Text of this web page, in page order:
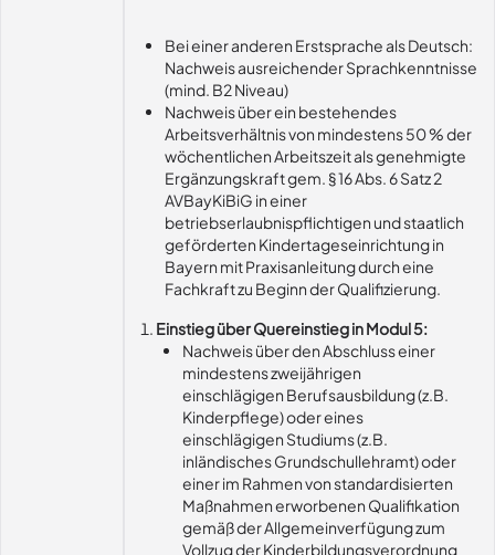
Bei einer anderen Erstsprache als Deutsch:
Nachweis ausreichender Sprachkenntnisse
(mind. B2 Niveau)
Nachweis über ein bestehendes
Arbeitsverhältnis von mindestens 50 % der
wöchentlichen Arbeitszeit als genehmigte
Ergänzungskraft gem. § 16 Abs. 6 Satz 2
AVBayKiBiG in einer
betriebserlaubnispflichtigen und staatlich
geförderten Kindertageseinrichtung in
Bayern mit Praxisanleitung durch eine
Fachkraft zu Beginn der Qualifizierung.
Einstieg über Quereinstieg in Modul 5:
Nachweis über den Abschluss einer
mindestens zweijährigen
einschlägigen Berufsausbildung (z.B.
Kinderpflege) oder eines
einschlägigen Studiums (z.B.
inländisches Grundschullehramt) oder
einer im Rahmen von standardisierten
Maßnahmen erworbenen Qualifikation
gemäß der Allgemeinverfügung zum
Vollzug der Kinderbildungsverordnung